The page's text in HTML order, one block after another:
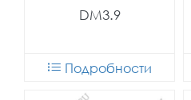
DM3.9
Подробности